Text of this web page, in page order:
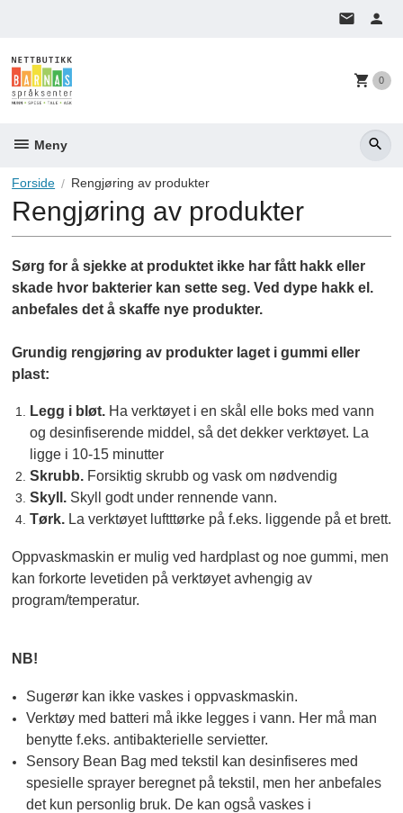
0
Meny
Forside Rengjøring av produkter
Rengjøring av produkter
Sørg for å sjekke at produktet ikke har fått hakk eller
skade hvor bakterier kan sette seg. Ved dype hakk el.
anbefales det å skaffe nye produkter.
Grundig rengjøring av produkter laget i gummi eller
plast:
Legg i bløt. Ha verktøyet i en skål elle boks med vann
og desinfiserende middel, så det dekker verktøyet. La
ligge i 10-15 minutter
Skrubb. Forsiktig skrubb og vask om nødvendig
Skyll.Skyll godt under rennende vann.
Tørk. La verktøyet luftttørke på f.eks. liggende på et brett.
Oppvaskmaskin er mulig ved hardplast og noe gummi, men
kan forkorte levetiden på verktøyet avhengig av
program/temperatur.
NB!
Sugerør kan ikke vaskes i oppvaskmaskin.
Verktøy med batteri må ikke legges i vann. Her må man
benytte f.eks. antibakterielle servietter.
Sensory Bean Bag med tekstil kan desinfiseres med
spesielle sprayer beregnet på tekstil, men her anbefales
det kun personlig bruk. De kan også vaskes i